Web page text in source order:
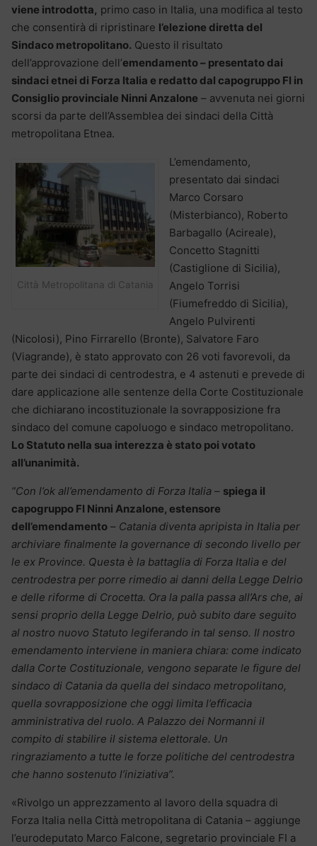
viene introdotta, primo caso in Italia, una modifica al testo
che consentirà di ripristinare l’elezione diretta del
Sindaco metropolitano. Questo il risultato
dell’approvazione dell’emendamento – presentato dai
sindaci etnei di Forza Italia e redatto dal capogruppo FI in
Consiglio provinciale Ninni Anzalone – avvenuta nei giorni
scorsi da parte dell’Assemblea dei sindaci della Città
metropolitana Etnea.
Città Metropolitana di Catania
L’emendamento,
presentato dai sindaci
Marco Corsaro
(Misterbianco), Roberto
Barbagallo (Acireale),
Concetto Stagnitti
(Castiglione di Sicilia),
Angelo Torrisi
(Fiumefreddo di Sicilia),
Angelo Pulvirenti
(Nicolosi), Pino Firrarello (Bronte), Salvatore Faro
(Viagrande), è stato approvato con 26 voti favorevoli, da
parte dei sindaci di centrodestra, e 4 astenuti e prevede di
dare applicazione alle sentenze della Corte Costituzionale
che dichiarano incostituzionale la sovrapposizione fra
sindaco del comune capoluogo e sindaco metropolitano.
Lo Statuto nella sua interezza è stato poi votato
all’unanimità.
“Con l’ok all’emendamento di Forza Italia – spiega il
capogruppo FI Ninni Anzalone, estensore
dell’emendamento – Catania diventa apripista in Italia per
archiviare finalmente la governance di secondo livello per
le ex Province. Questa è la battaglia di Forza Italia e del
centrodestra per porre rimedio ai danni della Legge Delrio
e delle riforme di Crocetta. Ora la palla passa all’Ars che, ai
sensi proprio della Legge Delrio, può subito dare seguito
al nostro nuovo Statuto legiferando in tal senso. Il nostro
emendamento interviene in maniera chiara: come indicato
dalla Corte Costituzionale, vengono separate le figure del
sindaco di Catania da quella del sindaco metropolitano,
quella sovrapposizione che oggi limita l’efficacia
amministrativa del ruolo. A Palazzo dei Normanni il
compito di stabilire il sistema elettorale. Un
ringraziamento a tutte le forze politiche del centrodestra
che hanno sostenuto l’iniziativa”.
«Rivolgo un apprezzamento al lavoro della squadra di
Forza Italia nella Città metropolitana di Catania – aggiunge
l’eurodeputato Marco Falcone, segretario provinciale FI a